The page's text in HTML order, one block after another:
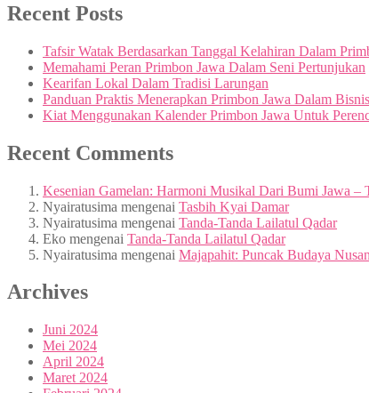
Recent Posts
Tafsir Watak Berdasarkan Tanggal Kelahiran Dalam
Memahami Peran Primbon Jawa Dalam Seni Pertunjukan
Kearifan Lokal Dalam Tradisi Larungan
Panduan Praktis Menerapkan Primbon Jawa Dalam Bisnis
Kiat Menggunakan Kalender Primbon Jawa Untuk
Recent Comments
Kesenian Gamelan: Harmoni Musikal Dari Bumi Jawa –
Nyairatusima mengenai Tasbih Kyai Damar
Nyairatusima mengenai Tanda-Tanda Lailatul Qadar
Eko mengenai Tanda-Tanda Lailatul Qadar
Nyairatusima mengenai Majapahit: Puncak Budaya
Archives
Juni 2024
Mei 2024
April 2024
Maret 2024